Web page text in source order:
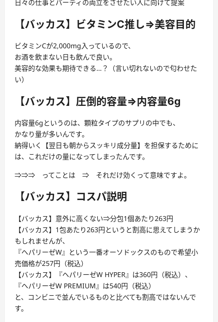
日々の仕事とパーティの両立をさせたい人に向けて提案
【バッカス】ビタミンC推し⇒美容目的
ビタミンCが2,000mg入っているので、
お酒を飲まない日も飲んで良い。
美容的な効果も期待できる…？（言い切れないので匂わせた
い）
【バッカス】圧倒的容量⇒内容量6g
内容量6gというのは、顆粒タイプのサプリの中でも、
かなり量が多いんです。
納得いく【翌日も朝からスッキリ成分量】を担保するために
は、これだけの量になってしまったんです。
⇒⇒⇒ ってことは ⇒ それだけ効くって意味ですよ。
【バッカス】コスパ説明
【バッカス】意外に高くない⇒分包1個あたり263円
【バッカス】1包あたり263円というと割高に思えてしまうか
もしれませんが、
『ヘパリーゼW』という一番オーソドックスのもので希望小
売価格が257円（税込）
【バッカス】『ヘパリーゼW HYPER』は360円（税込）、
『ヘパリーゼW PREMIUM』は540円（税込）
と、コンビニで並んでいるものと比べても割高ではないんで
す。